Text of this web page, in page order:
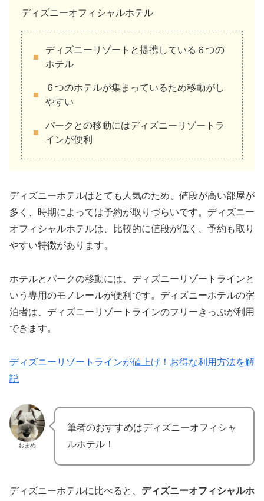
ディズニーオフィシャルホテル
ディズニーリゾートと提携している６つの
ホテル
６つのホテルが集まっているため移動がし
やすい
パークとの移動にはディズニーリゾートラ
インが便利
ディズニーホテルはとても人気のため、値段が高い部屋が
多く、時期によっては予約が取りづらいです。ディズニー
オフィシャルホテルは、比較的に値段が低く、予約も取り
やすい特徴があります。
ホテルとパークの移動には、ディズニーリゾートラインと
いう専用のモノレールが便利です。ディズニーホテルの宿
泊者は、ディズニーリゾートラインのフリーきっぷが利用
できます。
ディズニーリゾートラインが値上げ！お得な利用方法を解
説
おまめ
筆者のおすすめはディズニーオフィシャ
ルホテル！
ディズニーホテルに比べると、 ディズニーオフィシャルホ